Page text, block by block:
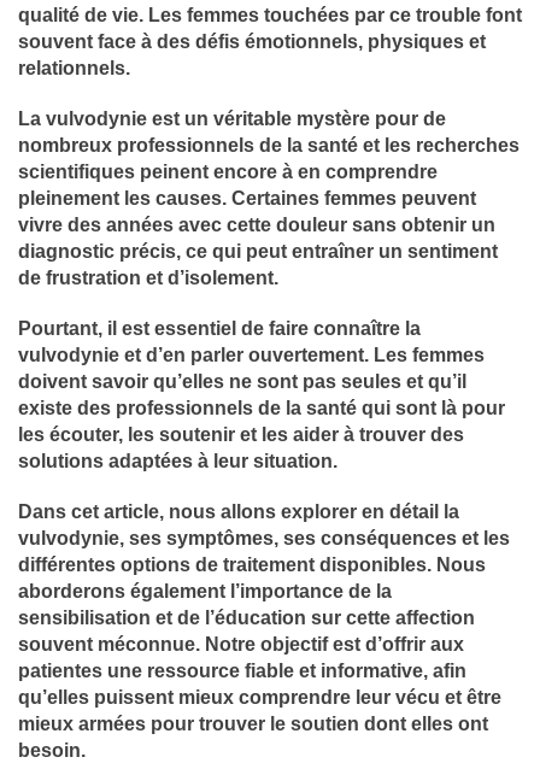
qualité de vie. Les femmes touchées par ce trouble font
souvent face à des défis émotionnels, physiques et
relationnels.
La vulvodynie est un véritable mystère pour de
nombreux professionnels de la santé et les recherches
scientifiques peinent encore à en comprendre
pleinement les causes. Certaines femmes peuvent
vivre des années avec cette douleur sans obtenir un
diagnostic précis, ce qui peut entraîner un sentiment
de frustration et d’isolement.
Pourtant, il est essentiel de faire connaître la
vulvodynie et d’en parler ouvertement. Les femmes
doivent savoir qu’elles ne sont pas seules et qu’il
existe des professionnels de la santé qui sont là pour
les écouter, les soutenir et les aider à trouver des
solutions adaptées à leur situation.
Dans cet article, nous allons explorer en détail la
vulvodynie, ses symptômes, ses conséquences et les
différentes options de traitement disponibles. Nous
aborderons également l’importance de la
sensibilisation et de l’éducation sur cette affection
souvent méconnue. Notre objectif est d’offrir aux
patientes une ressource fiable et informative, afin
qu’elles puissent mieux comprendre leur vécu et être
mieux armées pour trouver le soutien dont elles ont
besoin.